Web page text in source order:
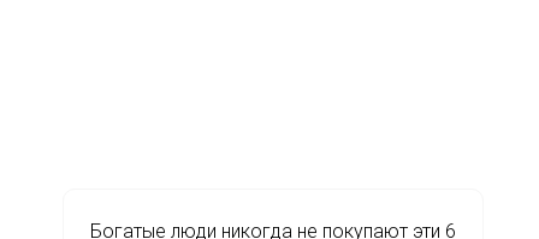
Богатые люди никогда не покупают эти 6